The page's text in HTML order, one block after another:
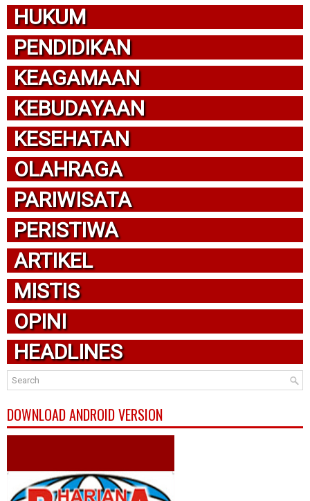
HUKUM
PENDIDIKAN
KEAGAMAAN
KEBUDAYAAN
KESEHATAN
OLAHRAGA
PARIWISATA
PERISTIWA
ARTIKEL
MISTIS
OPINI
HEADLINES
DOWNLOAD ANDROID VERSION